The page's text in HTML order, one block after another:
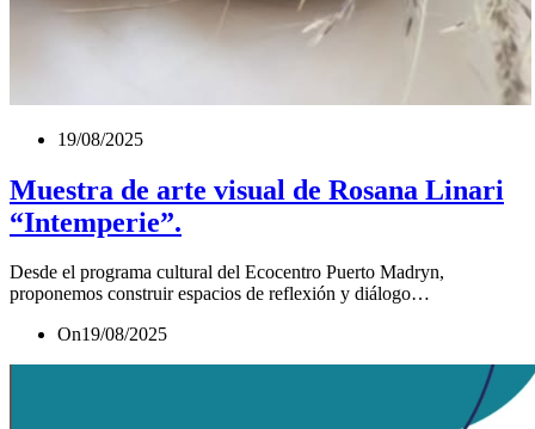
19/08/2025
Muestra de arte visual de Rosana Linari
“Intemperie”.
Desde el programa cultural del Ecocentro Puerto Madryn,
proponemos construir espacios de reflexión y diálogo…
On19/08/2025